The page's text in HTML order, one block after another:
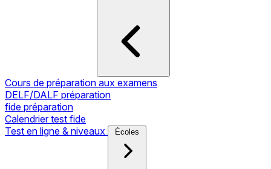
Cours de préparation aux examens
DELF/DALF préparation
fide préparation
Calendrier test fide
Test en ligne & niveaux
Écoles